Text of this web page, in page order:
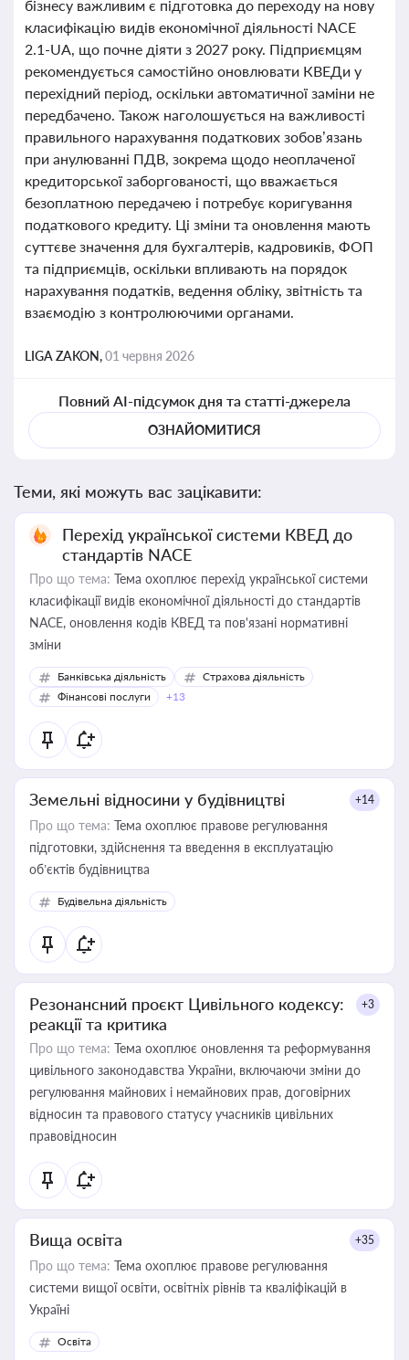
бізнесу важливим є підготовка до переходу на нову
класифікацію видів економічної діяльності NACE
2.1-UA, що почне діяти з 2027 року. Підприємцям
рекомендується самостійно оновлювати КВЕДи у
перехідний період, оскільки автоматичної заміни не
передбачено. Також наголошується на важливості
правильного нарахування податкових зобов’язань
при анулюванні ПДВ, зокрема щодо неоплаченої
кредиторської заборгованості, що вважається
безоплатною передачею і потребує коригування
податкового кредиту. Ці зміни та оновлення мають
суттєве значення для бухгалтерів, кадровиків, ФОП
та підприємців, оскільки впливають на порядок
нарахування податків, ведення обліку, звітність та
взаємодію з контролюючими органами.
LIGA ZAKON,01 червня 2026
Повний AI-підсумок дня та статті-джерела
ОЗНАЙОМИТИСЯ
Теми, які можуть вас зацікавити:
Перехід української системи КВЕД до
стандартів NACE
Про що тема: Тема охоплює перехід української системи
класифікації видів економічної діяльності до стандартів
NACE, оновлення кодів КВЕД та пов'язані нормативні
зміни
Банківська діяльність
Страхова діяльність
Фінансові послуги
+13
Земельні відносини у будівництві +14
Про що тема: Тема охоплює правове регулювання
підготовки, здійснення та введення в експлуатацію
об’єктів будівництва
Будівельна діяльність
Резонансний проєкт Цивільного кодексу:
реакції та критика
+3
Про що тема: Тема охоплює оновлення та реформування
цивільного законодавства України, включаючи зміни до
регулювання майнових і немайнових прав, договірних
відносин та правового статусу учасників цивільних
правовідносин
Вища освіта +35
Про що тема: Тема охоплює правове регулювання
системи вищої освіти, освітніх рівнів та кваліфікацій в
Україні
Освіта